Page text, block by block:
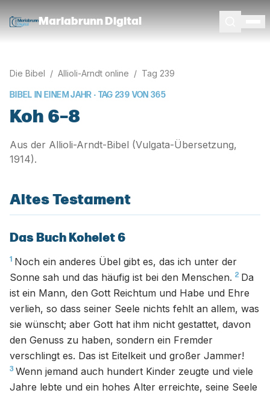
Mariabrunn Digital
Die Bibel / Allioli-Arndt online / Tag 239
BIBEL IN EINEM JAHR · TAG239 VON 365
Koh 6–8
Aus der Allioli-Arndt-Bibel (Vulgata-Übersetzung,
1914).
Altes Testament
Das Buch Kohelet 6
1 Noch ein anderes Übel gibt es, das ich unter der
Sonne sah und das häufig ist bei den Menschen. 2 Da
ist ein Mann, den Gott Reichtum und Habe und Ehre
verlieh, so dass seiner Seele nichts fehlt an allem, was
sie wünscht; aber Gott hat ihm nicht gestattet, davon
den Genuss zu haben, sondern ein Fremder
verschlingt es. Das ist Eitelkeit und großer Jammer!
3 Wenn jemand auch hundert Kinder zeugte und viele
Jahre lebte und ein hohes Alter erreichte, seine Seele